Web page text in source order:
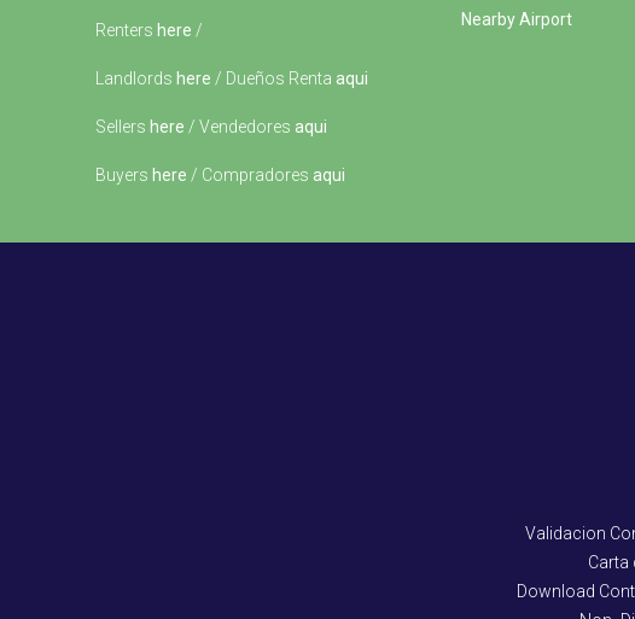
Renters here /
Landlords here / Dueños Renta aqui
Sellers here / Vendedores aqui
Buyers here / Compradores aqui
Nearby Airport
Validacion
Carta
Download